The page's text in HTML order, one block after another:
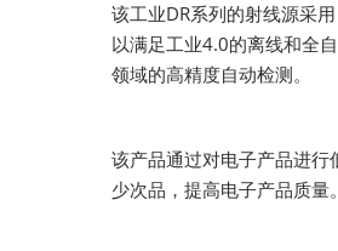
该工业DR系列的射线源采
以满足工业4.0的离线和全
领域的高精度自动检测。
该产品通过对电子产品进
少次品，提高电子产品质量。